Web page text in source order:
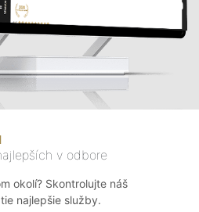
v odbore
okolí? Skontrolujte náš
najlepšie služby.